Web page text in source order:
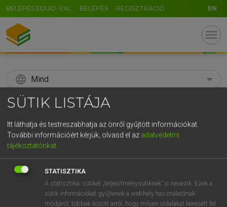
BELÉPÉS EDUID-VAL BELÉPÉS REGISZTRÁCIÓ EN
menu
language Mind
search
KERESÉS
Díjmentes angol szótár
standing start
SÜTIK LISTÁJA
Itt láthatja és testreszabhatja az önről gyűjtött információkat.
További információért kérjük, olvasd el az adatvédelmi
tájékoztatónkat
STATISZTIKA
A statisztikai sütiket „teljesítménysütiknek” is nevezik. Ezek a
sütik információkat gyűjtenek a webhely használatának
módjáról, többek között arról, hogy milyen oldalakat keresett fel
GR
5 6 7 8 9 ö ü ó
r t z u i o p ő ú
k l ű
n m , . AltGr